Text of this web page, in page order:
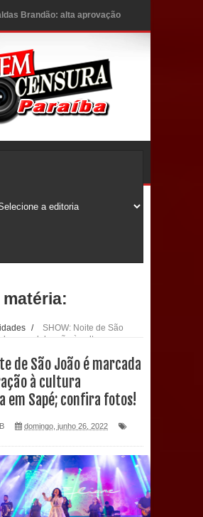
Brandão: alta aprovação
e esvazia discurso da oposição
do CEO destaca
do mês trabalhado e injeta R$
milhões na economia
de Sapé desenvolve ações
preservar tamarindeiro e
Memorial Augusto dos
matéria:
/
SHOW: Noite de São
por celebração à cultura
de São João é marcada
à cultura
em Sapé; confira fotos!
domingo, junho 26, 2022